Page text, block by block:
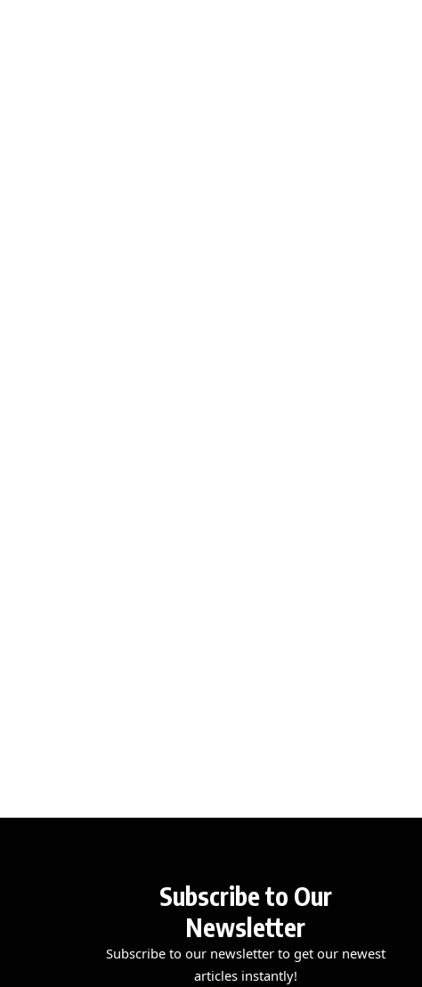
Subscribe to Our
Newsletter
Subscribe to our newsletter to get our newest
articles instantly!